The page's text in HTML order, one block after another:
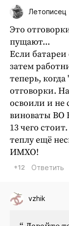
Летописец
Это
пущают...
Если
затем
теперь,
отговорки.
освоили и не
виноваты ВО
13 чего
теплу ещё
ИМХО!
+12 Ответить
vzhik